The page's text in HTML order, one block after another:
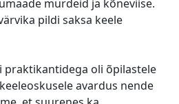
murdeid ja kõneviise.
pildi saksa keele
praktikantidega oli õpilastele
avardus nende